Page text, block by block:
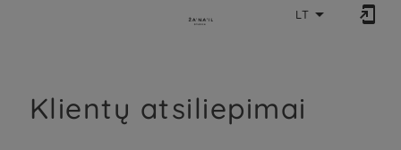
LT  
Klientų atsiliepimai